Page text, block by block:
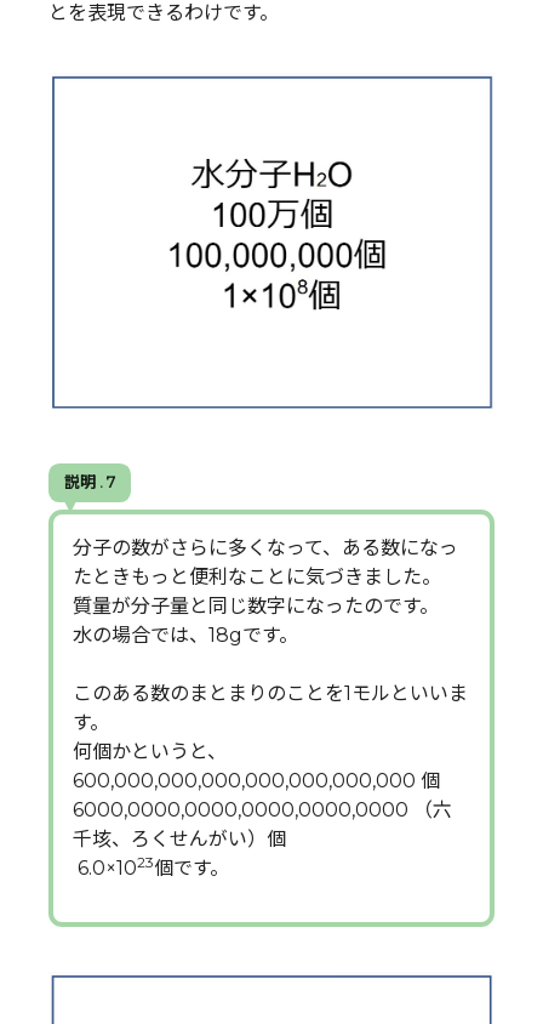
とを表現できるわけです。
説明 . 7
分子の数がさらに多くなって、ある数になっ
たときもっと便利なことに気づきました。
質量が分子量と同じ数字になったのです。
水の場合では、18gです。
このある数のまとまりのことを1モルといいま
す。
何個かというと、
600,000,000,000,000,000,000,000 個
6000,0000,0000,0000,0000,0000 （六
千垓、ろくせんがい）個
6.0×1023個です。